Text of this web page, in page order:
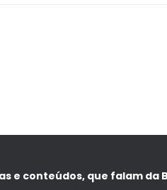
e conteúdos, que falam da